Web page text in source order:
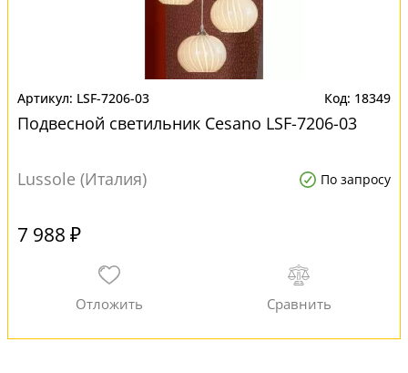
LSF-7206-03 18349
Подвесной светильник Cesano LSF-7206-03
Lussole (Италия) По запросу
7 988 ₽